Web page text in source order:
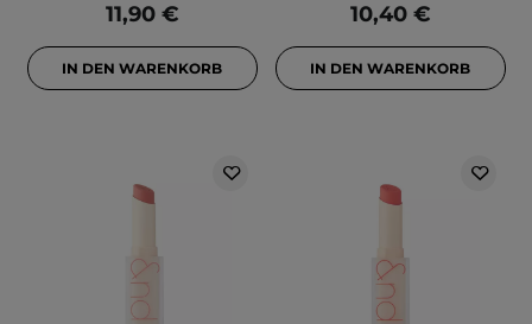
11,90 €
IN DEN WARENKORB
10,40 €
IN DEN WARENKORB